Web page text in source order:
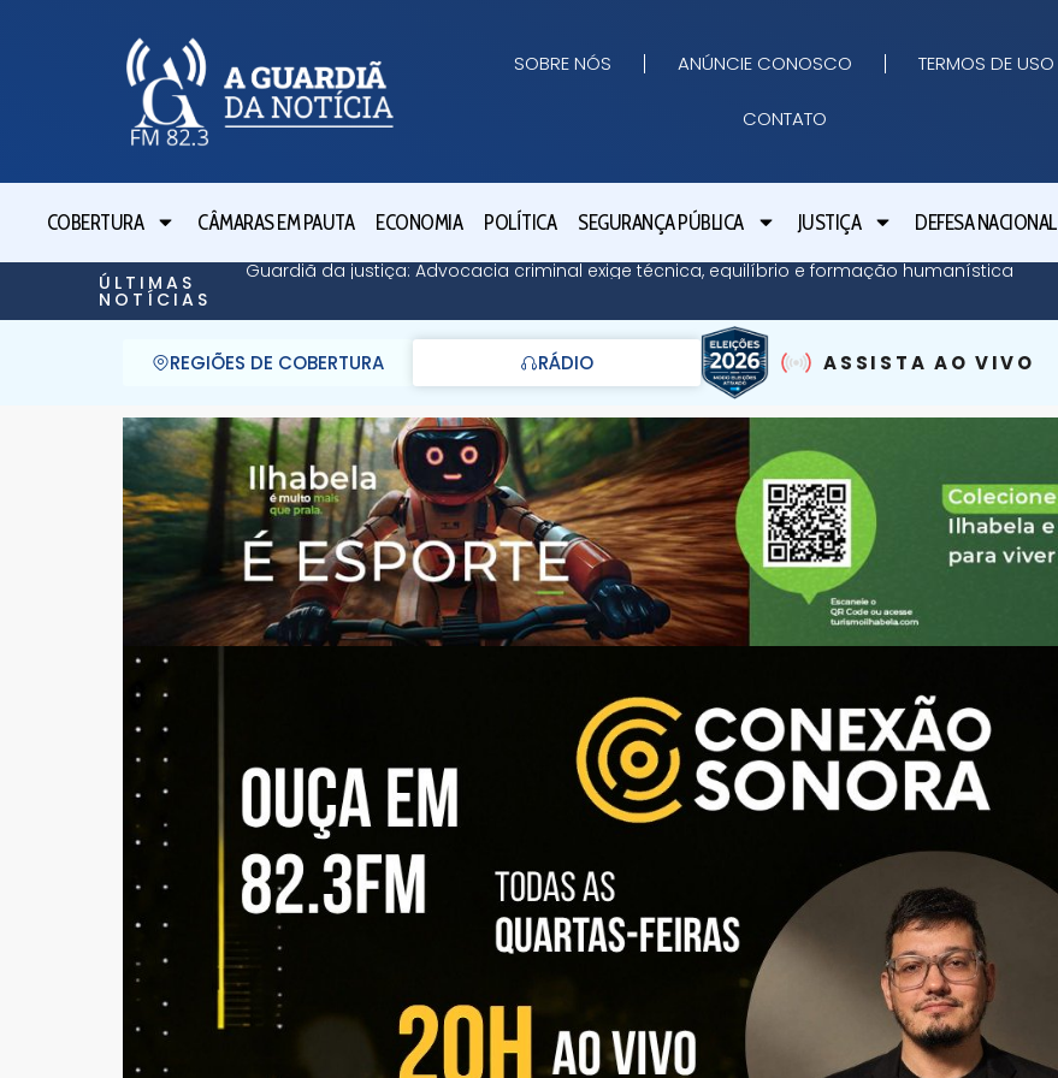
SOBRE NÓS ANÚNCIE CONOSCO TERMOS DE USO
CONTATO
COBERTURA CÂMARAS EM PAUTA ECONOMIA POLÍTICA SEGURANÇA PÚBLICA JUSTIÇA DEFESA NACIONAL
ÚLTIMAS
NOTÍCIAS
Guardiã da justiça: Advocacia criminal exige técnica, equilíbrio e formação humanística
REGIÕES DE COBERTURA RÁDIO ASSISTA AO VIVO